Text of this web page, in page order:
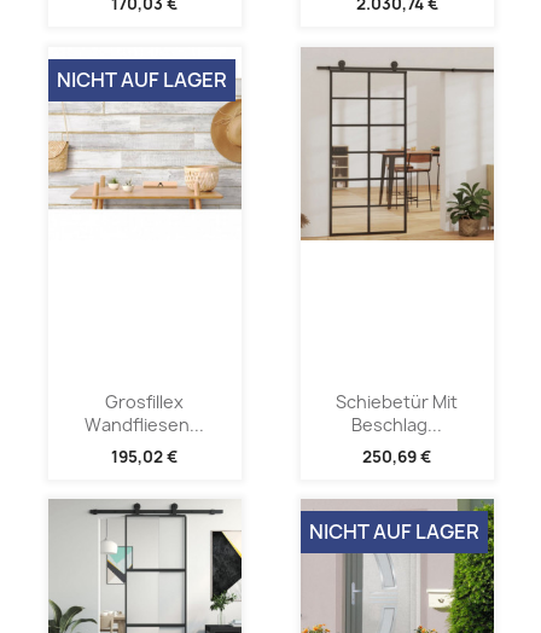
Grosfillex
Wandfliesen...
195,02 €
NICHT AUF LAGER
Schiebetür Mit
Beschlag...
250,69 €
NICHT AUF LAGER